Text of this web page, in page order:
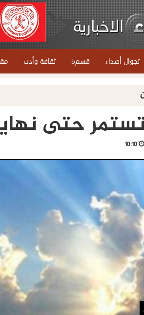
تجوال أصداء قسم5 ثقافة وأدب
حتى